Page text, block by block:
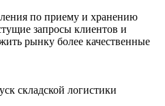
по приему и хранению
запросы клиентов и
рынку более качественные
складской логистики